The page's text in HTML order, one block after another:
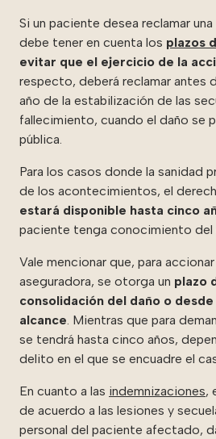
Si un paciente desea reclamar una
debe tener en cuenta los plazos
evitar que el ejercicio de la
respecto, deberá reclamar antes
año de la estabilización de las
fallecimiento, cuando el daño se
pública.
Para los casos donde la sanidad
de los acontecimientos, el
estará disponible hasta cinco
paciente tenga conocimiento del
Vale mencionar que, para
aseguradora, se otorga un plazo
consolidación del daño o
alcance. Mientras que para
se tendrá hasta cinco años,
delito en el que se encuadre el
En cuanto a las indemnizaciones,
de acuerdo a las lesiones y
personal del paciente afectado,